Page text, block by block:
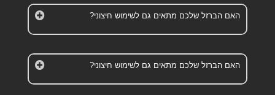
האם הברזל שלכם מתאים גם לשימוש חיצוני?
האם הברזל שלכם מתאים גם לשימוש חיצוני?